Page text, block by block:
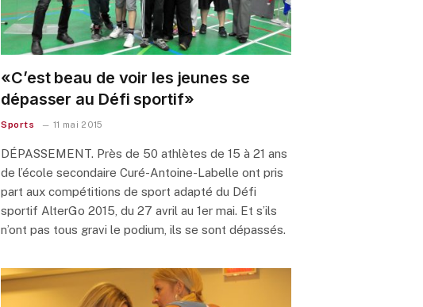
«C’est beau de voir les jeunes se
dépasser au Défi sportif»
Sports 11 mai 2015
DÉPASSEMENT. Près de 50 athlètes de 15 à 21 ans
de l’école secondaire Curé-Antoine-Labelle ont pris
part aux compétitions de sport adapté du Défi
sportif AlterGo 2015, du 27 avril au 1er mai. Et s’ils
n’ont pas tous gravi le podium, ils se sont dépassés.